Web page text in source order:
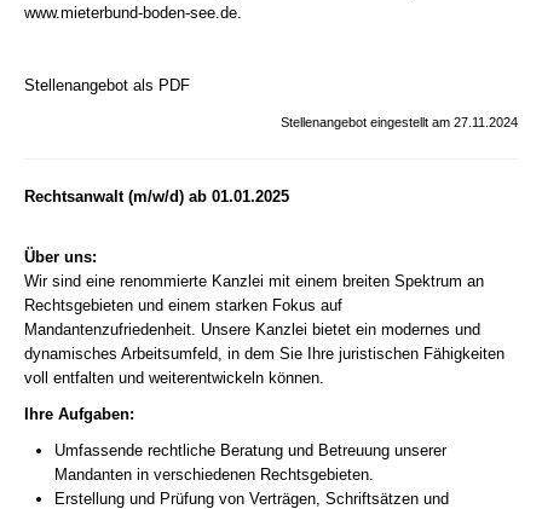
www.mieterbund-boden-see.de.
Stellenangebot als PDF
Stellenangebot eingestellt am 27.11.2024
Rechtsanwalt (m/w/d) ab 01.01.2025
Über uns:
Wir sind eine renommierte Kanzlei mit einem breiten Spektrum an
Rechtsgebieten und einem starken Fokus auf
Mandantenzufriedenheit. Unsere Kanzlei bietet ein modernes und
dynamisches Arbeitsumfeld, in dem Sie Ihre juristischen Fähigkeiten
voll entfalten und weiterentwickeln können.
Ihre Aufgaben:
Umfassende rechtliche Beratung und Betreuung unserer
Mandanten in verschiedenen Rechtsgebieten.
Erstellung und Prüfung von Verträgen, Schriftsätzen und